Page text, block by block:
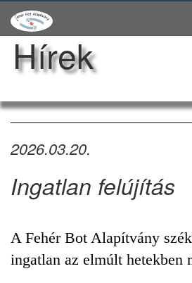
Hírek
2026.03.20.
Ingatlan felújítás
A Fehér Bot Alapítvány
ingatlan az elmúlt hetekben